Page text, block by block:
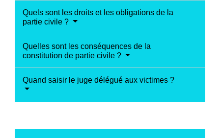
Quels sont les droits et les obligations de la
partie civile ?
Quelles sont les conséquences de la
constitution de partie civile ?
Quand saisir le juge délégué aux victimes ?